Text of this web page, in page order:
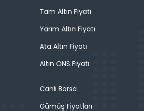
Tam Altın Fiyatı
Yarım Altın Fiyatı
Ata Altın Fiyatı
Altın ONS Fiyatı
Canlı Borsa
Gümüş Fiyatları